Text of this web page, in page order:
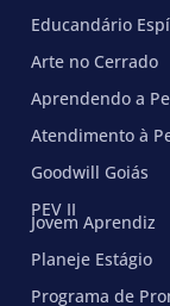
Educandário
Arte no Cerrado
Aprendendo a
Atendimento à
Goodwill Goiás
PEV II
Jovem Aprendiz
Planeje Estágio
Programa de